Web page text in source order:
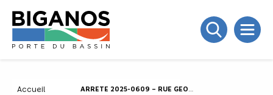
Accueil ARRETE 2025-0609 – RUE GEORGES CLEMENCEAU (D3E11)